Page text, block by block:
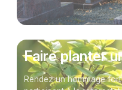
Faire planter
Rendez un hommage